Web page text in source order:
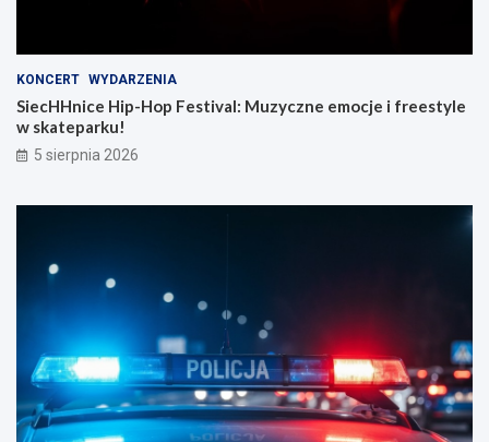
KONCERT WYDARZENIA
SiecHHnice Hip-Hop Festival: Muzyczne emocje i freestyle
w skateparku!
5 sierpnia 2026